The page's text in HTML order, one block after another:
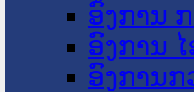
ອົງການ
ອົງການ
ອົງການ